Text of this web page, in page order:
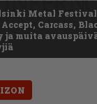
Metal
Accept, Carcass,
ja muita